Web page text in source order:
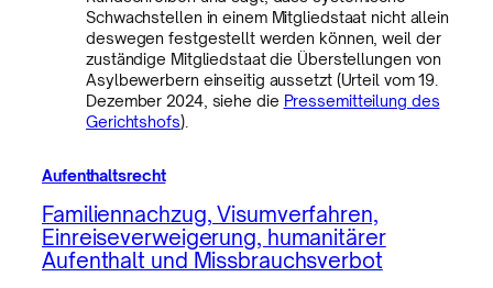
Schwachstellen in einem Mitgliedstaat nicht allein
deswegen festgestellt werden können, weil der
zuständige Mitgliedstaat die Überstellungen von
Asylbewerbern einseitig aussetzt (Urteil vom 19.
Dezember 2024, siehe die Pressemitteilung des
Gerichtshofs).
Aufenthaltsrecht
Familiennachzug, Visumverfahren,
Einreiseverweigerung, humanitärer
Aufenthalt und Missbrauchsverbot